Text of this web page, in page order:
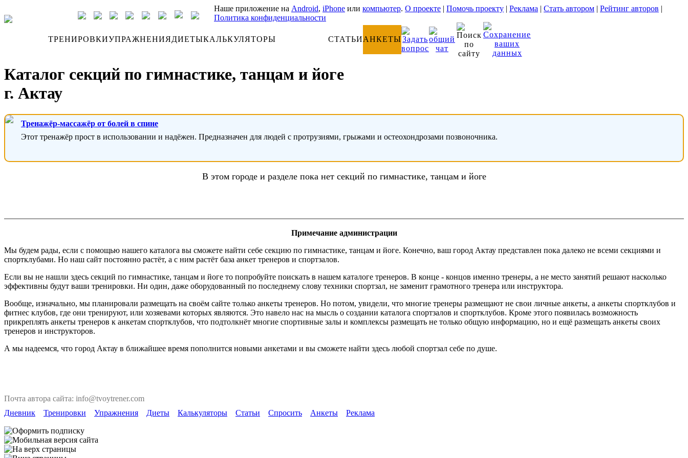
Наше приложение на Android, iPhone или компьютер. О проекте | Помочь проекту | Реклама | Стать автором | Рейтинг авторов |
Политика конфиденциальности
ТРЕНИРОВКИУПРАЖНЕНИЯДИЕТЫКАЛЬКУЛЯТОРЫ СТАТЬИАНКЕТЫ
Каталог секций по гимнастике, танцам и йоге
г. Актау
Тренажёр-массажёр от болей в спине
Этот тренажёр прост в использовании и надёжен. Предназначен для людей с протрузиями, грыжами и остеохондрозами позвоночника.
В этом городе и разделе пока нет секций по гимнастике, танцам и йоге
Примечание администрации
Мы будем рады, если с помощью нашего каталога вы сможете найти себе секцию по гимнастике, танцам и йоге. Конечно, ваш город Актау представлен пока далеко не всеми секциями и
спортклубами. Но наш сайт постоянно растёт, а с ним растёт база анкет тренеров и спортзалов.
Если вы не нашли здесь секций по гимнастике, танцам и йоге то попробуйте поискать в нашем каталоге тренеров. В конце - концов именно тренеры, а не место занятий решают насколько
эффективны будут ваши тренировки. Ни один, даже оборудованный по последнему слову техники спортзал, не заменит грамотного тренера или инструктора.
Вообще, изначально, мы планировали размещать на своём сайте только анкеты тренеров. Но потом, увидели, что многие тренеры размещают не свои личные анкеты, а анкеты спортклубов и
фитнес клубов, где они тренируют, или хозяевами которых являются. Это навело нас на мысль о создании каталога спортзалов и спортклубов. Кроме этого появилась возможность
прикреплять анкеты тренеров к анкетам спортклубов, что подтолкнёт многие спортивные залы и комплексы размещать не только общую информацию, но и ещё размещать анкеты своих
тренеров и инструкторов.
А мы надеемся, что город Актау в ближайшее время пополнится новыми анкетами и вы сможете найти здесь любой спортзал себе по душе.
Почта автора сайта: info@tvoytrener.com
Дневник
Тренировки Упражнения Диеты Калькуляторы Статьи Спросить Анкеты Реклама